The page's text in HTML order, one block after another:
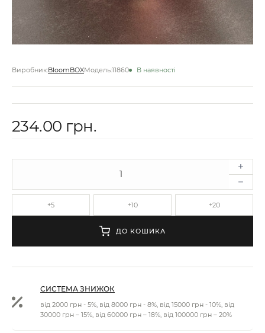
Виробник:BloomBOXМодель:11860 В наявності
234.00 грн.
+5 +10 +20
ДО КОШИКА
СИСТЕМА ЗНИЖОК
від 2000 грн - 5%, від 8000 грн - 8%, від 15000 грн - 10%, від
30000 грн – 15%, від 60000 грн – 18%, від 100000 грн – 20%